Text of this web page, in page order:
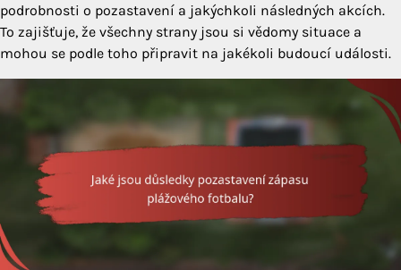
podrobnosti o pozastavení a jakýchkoli následných akcích.
To zajišťuje, že všechny strany jsou si vědomy situace a
mohou se podle toho připravit na jakékoli budoucí události.